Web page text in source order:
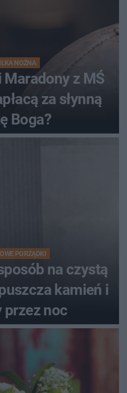
NOŻNA
Maradony z MŚ
za słynną
Boga?
PORZĄDKI
na czystą
kamień i
przez noc